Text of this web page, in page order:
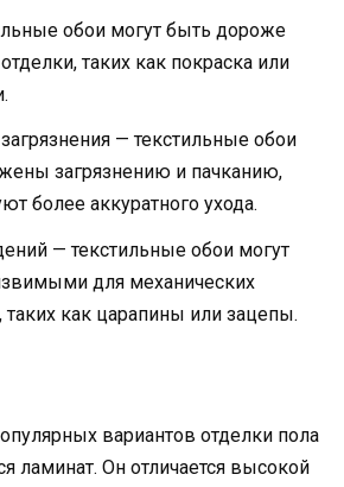
обои могут быть дороже
таких как покраска или
— текстильные обои
загрязнению и пачканию,
более аккуратного ухода.
— текстильные обои могут
для механических
как царапины или зацепы.
вариантов отделки пола
ламинат. Он отличается высокой